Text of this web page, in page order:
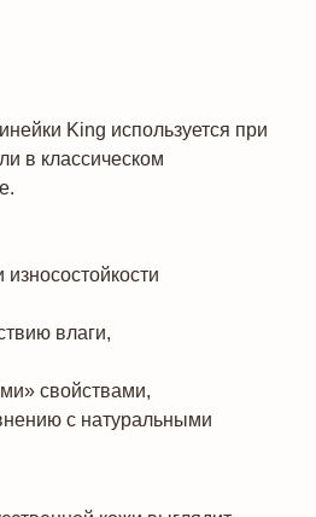
King используется при
в классическом
износостойкости
влаги,
свойствами,
с натуральными